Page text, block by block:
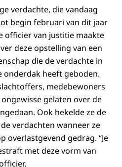
verdachte, die vandaag
begin februari van dit jaar
officier van justitie maakte
deze opstelling van een
die de verdachte in
onderdak heeft geboden.
medebewoners
gelaten over de
Ook hekelde ze de
verdachten wanneer ze
overlastgevend gedrag. “Je
met deze vorm van